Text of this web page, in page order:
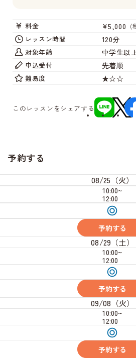
料金 ¥5,000 (
レッスン時間 120分
対象年齢 中学生以
申込受付 先着順
難易度 ★☆☆
このレッスンをシェアする
予約する
08/25（火）
10:00~
12:00
受
付
予約する
08/29（土）
10:00~
12:00
受
付
予約する
09/08（火）
10:00~
12:00
受
付
予約する